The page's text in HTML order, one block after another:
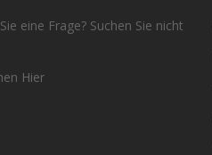
eine Frage? Suchen Sie nicht
Hier